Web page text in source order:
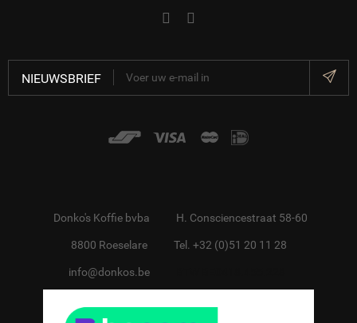
NIEUWSBRIEF
Donko's Koffie bvba H. Consciencestraat 58-60
8800 Roeselare Tel. +32 (0)51 20 11 28
info@donkos.be